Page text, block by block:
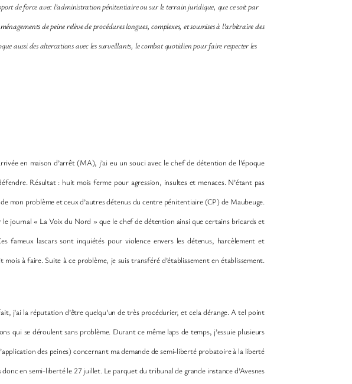
de force avec l’administration pénitentiaire ou sur le terrain juridique, que ce soit par
de peine relève de procédures longues, complexes, et soumises à l’arbitraire des
aussi des altercations avec les surveillants, le combat quotidien pour faire respecter les
en maison d’arrêt (MA), j’ai eu un souci avec le chef de détention de l’époque
Résultat : huit mois ferme pour agression, insultes et menaces. N’étant pas
mon problème et ceux d’autres détenus du centre pénitentiaire (CP) de Maubeuge.
le journal « La Voix du Nord » que le chef de détention ainsi que certains bricards et
fameux lascars sont inquiétés pour violence envers les détenus, harcèlement et
à faire. Suite à ce problème, je suis transféré d’établissement en établissement.
j’ai la réputation d’être quelqu’un de très procédurier, et cela dérange. A tel point
qui se déroulent sans problème. Durant ce même laps de temps, j’essuie plusieurs
des peines) concernant ma demande de semi-liberté probatoire à la liberté
en semi-liberté le 27 juillet. Le parquet du tribunal de grande instance d’Avesnes